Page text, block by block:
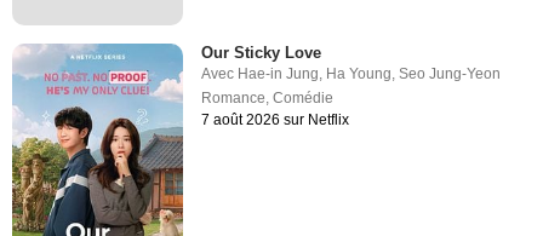
Our Sticky Love
Avec Hae-in Jung Ha Young ,Seo Jung-Yeon
Romance ,Comédie
7 août 2026 sur Netflix